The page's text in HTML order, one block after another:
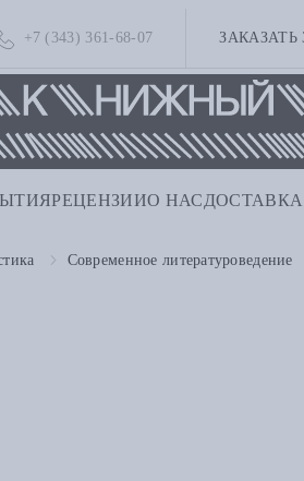
+7 (343) 361-68-07 ЗАКАЗАТЬ
РЕЦЕНЗИИО НАС
Современное литературоведение